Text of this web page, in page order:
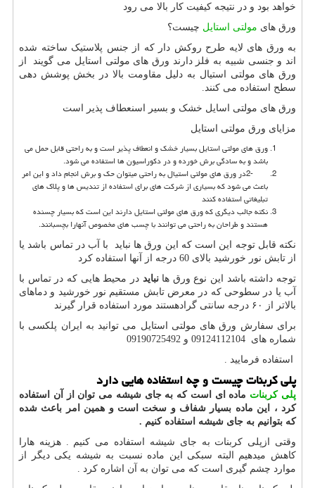
خواهد بود و در نتیجه کیفیت کار بالا می رود
ورق های مولتی استایل چیست؟
به ورق های لایه طرح روکش دار که از جنس پلاستیک ساخته شده
اند و جنسی شبیه به فلز دارند ورق های مولتی استایل می گویند از
ورق های مولتی استیال به دلیل مقاومت بالا در بخش پوشش دهی
سطح استفاده می کنند.
ورق های مولتی اسایل خشک و بسیر اسنعطاف پذیر است
مزایای ورق مولتی استایل
ورق های مولتی استایل بسیار خشک و انعطاف پذیر است و به راحتی قابل حمل می
باشد و به سادگی برش خورده و در دکوراسیون ها استفاده می شود.
2-در ورق های مولتی استیال به راحتی میتوان حک و برش انجام داد و این امر
باعث می شود که بسیاری از شرکت های برای استفاده از تندیس ها و پلاک های
تبلیغاتی استفاده کنند
نکته جالب دیگری که ورق های مولتی استایل دارند این است که بسیار چسنده
هستند و طراحان به راحتی می توانند با چسب های مخصوص آنهارا بچسبانند.
نکته قابل توجه این است که این ورق ها نباید با آب در تماس باشد یا
از تابش نور خورشید بالای 60 درجه از آنها استفاده کرد
توجه داشته باشد این نوع ورق هانباید در محیط هایی که در تماس با
آب یا در سطوحی که در معرض تابش مستقیم نور خورشید و دماهای
بالاتر از ۶۰ درجه سانتی گرادهستند مورد استفاده قرار گیرند
برای سفارش ورق های مولتی استایل می توانید به ایران پلکسی با
شماره های 09124112104 و 09190725492
استفاده فرمایید
پلی کربنات چیست و چه استفاده هایی دارد
پلی کربنات ماده ای است که به جای شیشه می توان از آن استفاده
کرد ، این ماده بسیار شفاف و سخت است و همین امر باعث شده
که بتوانیم به جای شیشه استفاده کنیم .
وقتی ازپلی کربنات به جای شیشه استفاده می کنیم . هزینه هارا
کاهش میدهیم البته سبکی این ماده نسبت به شیشه یکی دیگر از
موارد چشم گیری است که می توان به آن اشاره کرد